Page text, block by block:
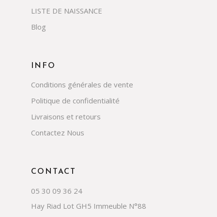
CONTACT
05 30 09 36 24
Hay Riad Lot GH5 Immeuble N°88
INFO
Conditions générales de vente
Politique de confidentialité
Livraisons et retours
Contactez Nous
LISTE DE NAISSANCE
Blog